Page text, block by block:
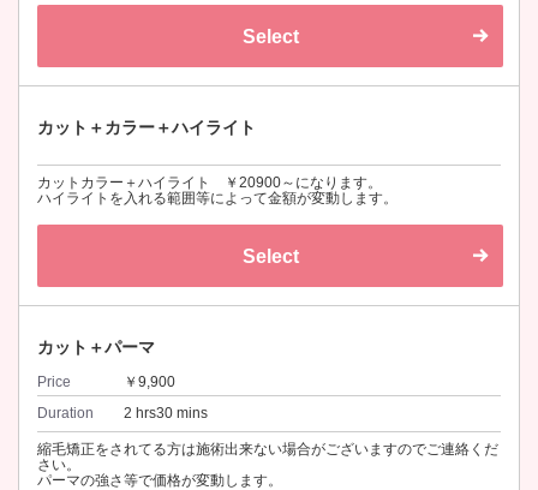
Select
カット＋カラー＋ハイライト
カットカラー＋ハイライト ￥20900～になります。
ハイライトを入れる範囲等によって金額が変動します。
Select
カット＋パーマ
Price
￥9,900
Duration
2 hrs30 mins
縮毛矯正をされてる方は施術出来ない場合がございますのでご連絡くだ
さい。
パーマの強さ等で価格が変動します。